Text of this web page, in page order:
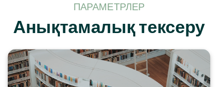
ПАРАМЕТРЛЕР
Анықтамалық тексеру